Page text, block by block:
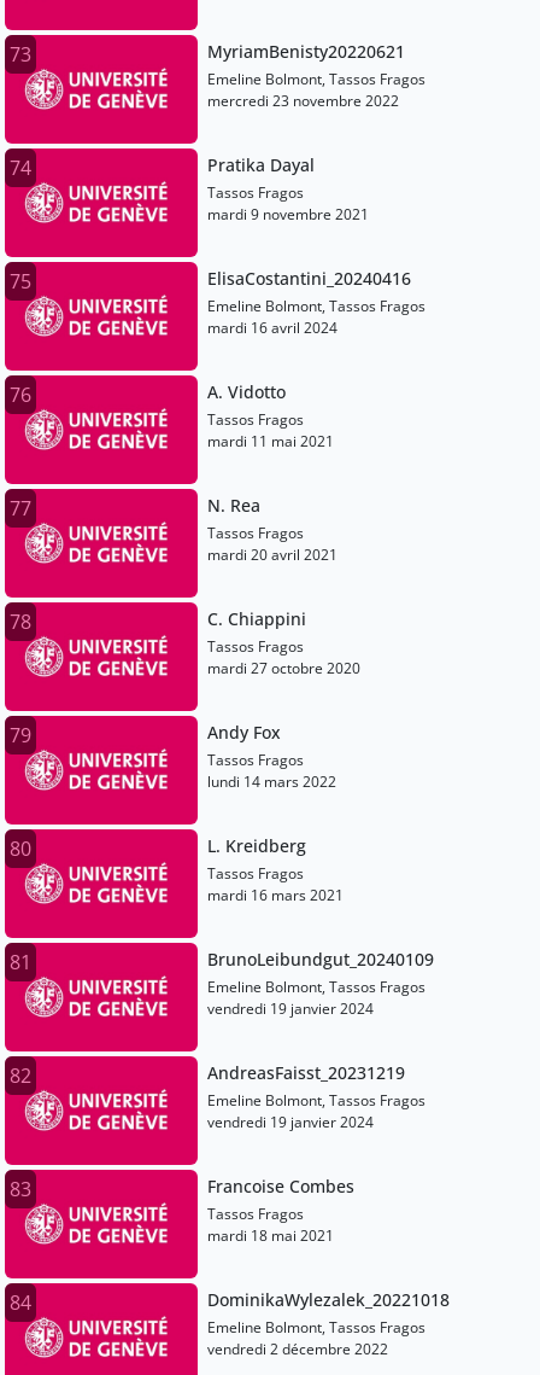
73 MyriamBenisty20220621
Emeline Bolmont, Tassos Fragos
mercredi 23 novembre 2022
74 Pratika Dayal
Tassos Fragos
mardi 9 novembre 2021
75 ElisaCostantini_20240416
Emeline Bolmont, Tassos Fragos
mardi 16 avril 2024
76 A. Vidotto
Tassos Fragos
mardi 11 mai 2021
77 N. Rea
Tassos Fragos
mardi 20 avril 2021
78 C. Chiappini
Tassos Fragos
mardi 27 octobre 2020
79 Andy Fox
Tassos Fragos
lundi 14 mars 2022
80 L. Kreidberg
Tassos Fragos
mardi 16 mars 2021
81 BrunoLeibundgut_20240109
Emeline Bolmont, Tassos Fragos
vendredi 19 janvier 2024
82 AndreasFaisst_20231219
Emeline Bolmont, Tassos Fragos
vendredi 19 janvier 2024
83 Francoise Combes
Tassos Fragos
mardi 18 mai 2021
84 DominikaWylezalek_20221018
Emeline Bolmont, Tassos Fragos
vendredi 2 décembre 2022